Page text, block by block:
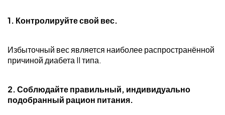
1. Контролируйте свой вес.
Избыточный вес является наиболее распространённой
причиной диабета II типа.
2. Соблюдайте правильный, индивидуально
подобранный рацион питания.